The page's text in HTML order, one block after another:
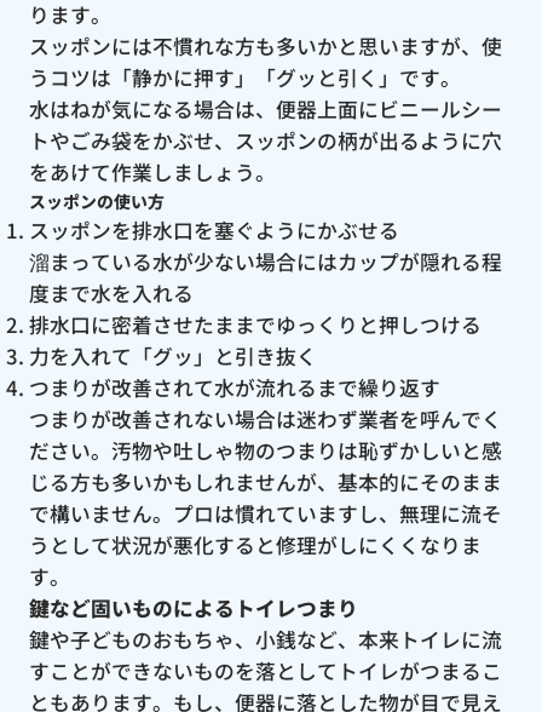
ります。
スッポンには不慣れな方も多いかと思いますが、使
うコツは「静かに押す」「グッと引く」です。
水はねが気になる場合は、便器上面にビニールシー
トやごみ袋をかぶせ、スッポンの柄が出るように穴
をあけて作業しましょう。
スッポンの使い方
スッポンを排水口を塞ぐようにかぶせる
溜まっている水が少ない場合にはカップが隠れる程
度まで水を入れる
排水口に密着させたままでゆっくりと押しつける
力を入れて「グッ」と引き抜く
つまりが改善されて水が流れるまで繰り返す
つまりが改善されない場合は迷わず業者を呼んでく
ださい。汚物や吐しゃ物のつまりは恥ずかしいと感
じる方も多いかもしれませんが、基本的にそのまま
で構いません。プロは慣れていますし、無理に流そ
うとして状況が悪化すると修理がしにくくなりま
す。
鍵など固いものによるトイレつまり
鍵や子どものおもちゃ、小銭など、本来トイレに流
すことができないものを落としてトイレがつまるこ
ともあります。もし、便器に落とした物が目で見え